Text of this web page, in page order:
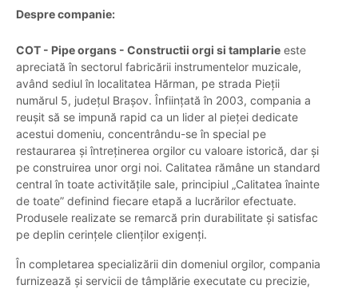
Despre companie:
COT - Pipe organs - Constructii orgi si tamplarie este
apreciată în sectorul fabricării instrumentelor muzicale,
având sediul în localitatea Hărman, pe strada Pieții
numărul 5, județul Brașov. Înființată în 2003, compania a
reușit să se impună rapid ca un lider al pieței dedicate
acestui domeniu, concentrându-se în special pe
restaurarea și întreținerea orgilor cu valoare istorică, dar și
pe construirea unor orgi noi. Calitatea rămâne un standard
central în toate activitățile sale, principiul „Calitatea înainte
de toate” definind fiecare etapă a lucrărilor efectuate.
Produsele realizate se remarcă prin durabilitate și satisfac
pe deplin cerințele clienților exigenți.
În completarea specializării din domeniul orgilor, compania
furnizează și servicii de tâmplărie executate cu precizie,